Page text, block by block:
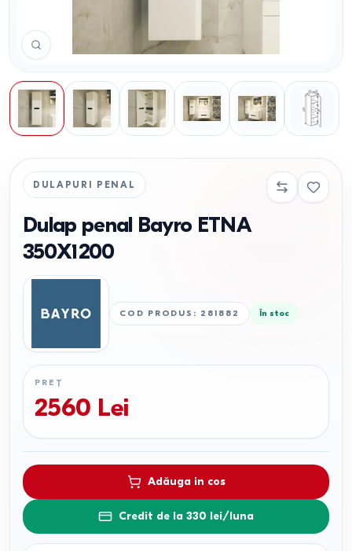
DULAPURI PENAL
Dulap penal Bayro ETNA
350X1200
COD PRODUS : 281882 În stoc
PREȚ
2560 Lei
Adăuga in cos
Credit de la 330 lei/luna